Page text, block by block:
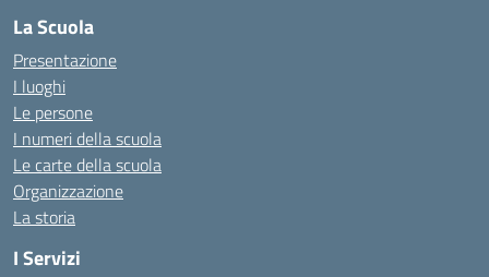
La Scuola
Presentazione
I luoghi
Le persone
I numeri della scuola
Le carte della scuola
Organizzazione
La storia
I Servizi